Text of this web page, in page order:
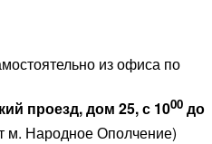
из офиса по
проезд, дом 25, с 1000 до
м. Народное Ополчение)